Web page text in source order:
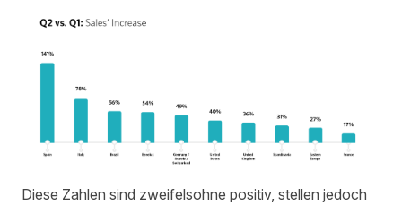
Diese Zahlen sind zweifelsohne positiv, stellen jedoch